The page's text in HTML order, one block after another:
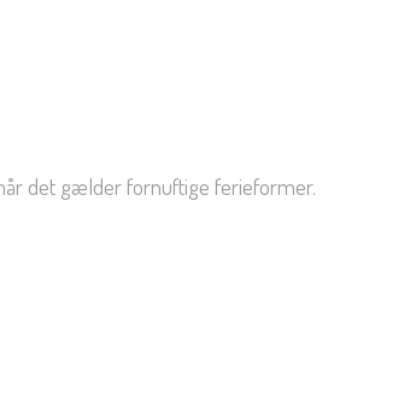
det gælder fornuftige ferieformer.